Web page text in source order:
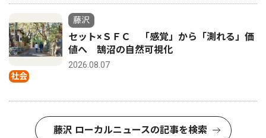
社会
藤沢
セット×ＳＦＣ 「感覚」から「測れる」価
値へ 鵠沼の自然可視化
2026.08.07
藤沢 ローカルニュースの記事を検索